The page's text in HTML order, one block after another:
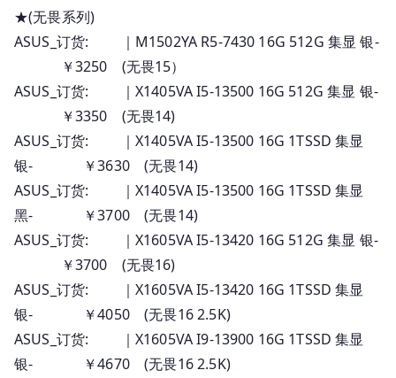
★(无畏系列)
ASUS_订货: ｜M1502YA R5-7430 16G 512G 集显 银-
￥3250 (无畏15）
ASUS_订货: ｜X1405VA I5-13500 16G 512G 集显 银-
￥3350 (无畏14)
ASUS_订货: ｜X1405VA I5-13500 16G 1TSSD 集显
银- ￥3630 (无畏14)
ASUS_订货: ｜X1405VA I5-13500 16G 1TSSD 集显
黑- ￥3700 (无畏14)
ASUS_订货: ｜X1605VA I5-13420 16G 512G 集显 银-
￥3700 (无畏16)
ASUS_订货: ｜X1605VA I5-13420 16G 1TSSD 集显
银- ￥4050 (无畏16 2.5K)
ASUS_订货: ｜X1605VA I9-13900 16G 1TSSD 集显
银- ￥4670 (无畏16 2.5K)